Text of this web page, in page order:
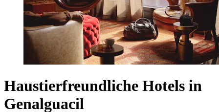
Haustierfreundliche Hotels in
Genalguacil